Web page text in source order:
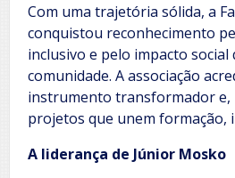
Com uma trajetória sólida, a
conquistou reconhecimento
inclusivo e pelo impacto social
comunidade. A associação
instrumento transformador e,
projetos que unem formação,
A liderança de Júnior Mosko